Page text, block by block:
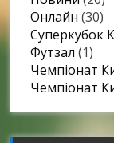
Онлайн (30)
Суперкубок
Футзал (1)
Чемпіонат
Чемпіонат